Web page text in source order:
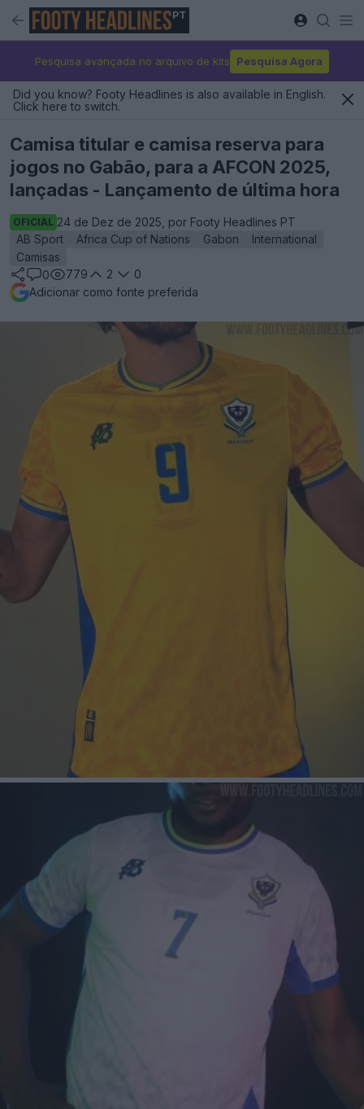
PT
Pesquisa avançada no arquivo de kits Pesquisa Agora
Did you know? Footy Headlines is also available in English.
Click here to switch.
Camisa titular e camisa reserva para
jogos no Gabão, para a AFCON 2025,
lançadas - Lançamento de última hora
OFICIAL 24 de Dez de 2025, por Footy Headlines PT
AB Sport
Africa Cup of Nations Gabon
International
Camisas
0
779 2
0
Adicionar como fonte preferida